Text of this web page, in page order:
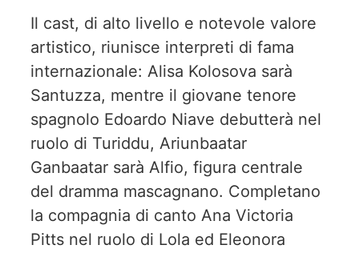
Il cast, di alto livello e notevole valore
artistico, riunisce interpreti di fama
internazionale: Alisa Kolosova sarà
Santuzza, mentre il giovane tenore
spagnolo Edoardo Niave debutterà nel
ruolo di Turiddu, Ariunbaatar
Ganbaatar sarà Alfio, figura centrale
del dramma mascagnano. Completano
la compagnia di canto Ana Victoria
Pitts nel ruolo di Lola ed Eleonora